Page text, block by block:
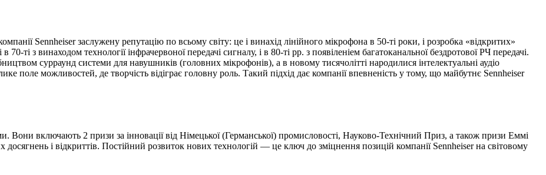
Sennheiser заслужену репутацію по всьому світу: це і винахід лінійного мікрофона в 50-ті роки, і розробка «відкритих»
в 70-ті з винаходом технології інфрачервоної передачі сигналу, і в 80-ті рр. з появіленіем багатоканальної бездротової РЧ передачі.
сурраунд системи для навушників (головних мікрофонів), а в новому тисячолітті народилися інтелектуальні аудіо
поле можливостей, де творчість відіграє головну роль. Такий підхід дає компанії впевненість у тому, що майбутнє Sennheiser
Вони включають 2 призи за інновації від Німецької (Германської) промисловості, Науково-Технічний Приз, а також призи Еммі
і відкриттів. Постійний розвиток нових технологій — це ключ до зміцнення позицій компанії Sennheiserна світовому